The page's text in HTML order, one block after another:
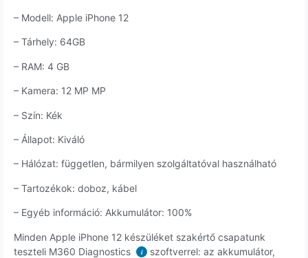
– Modell: Apple iPhone 12
– Tárhely: 64GB
– RAM: 4 GB
– Kamera: 12 MP MP
– Szín: Kék
– Állapot: Kiváló
– Hálózat: független, bármilyen szolgáltatóval használható
– Tartozékok: doboz, kábel
– Egyéb információ: Akkumulátor: 100%
Minden Apple iPhone 12 készüléket szakértő csapatunk
teszteli M360 Diagnostics
i
szoftverrel: az akkumulátor,